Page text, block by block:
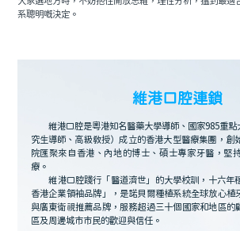
系聰明嘅決定。
維港口腔連鎖
維港口腔是粵港知名醫藥大學導師、國家985重
究生導師、高級教授）成立的香港大型醫療集團，創
院匯聚來自香港、內地的博士、碩士專家牙醫，堅
療。
維港口腔踐行「醫道濟世」的大學校訓，十六年
香港企業領袖品牌」，是諾貝爾種植系統全球放心植
與廣東衛視推薦品牌，服務超過三十個國家和地區的
區及周邊城市市民的歡迎與信任。